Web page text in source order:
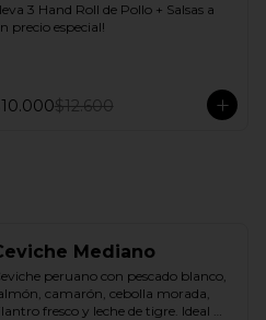
3 Hand Roll de Pollo + Salsas a
precio especial!
$12.600
Mediano
peruano con pescado blanco,
camarón, cebolla morada,
fresco y leche de tigre. Ideal